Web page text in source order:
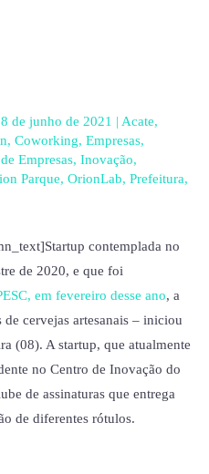
8 de junho de 2021 | Acate,
, Coworking, Empresas,
Empresas, Inovação,
Parque, OrionLab, Prefeitura,
Startup contemplada no
de 2020, e que foi
em fevereiro desse ano, a
de cervejas artesanais – iniciou
(08). A startup, que atualmente
no Centro de Inovação do
de assinaturas que entrega
de diferentes rótulos.